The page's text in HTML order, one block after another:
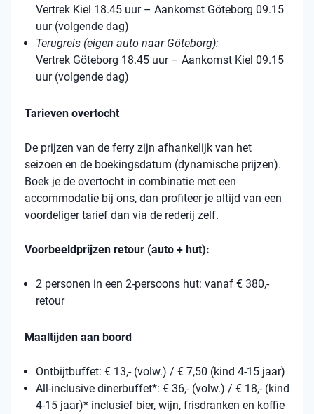
Vertrek Kiel 18.45 uur – Aankomst Göteborg 09.15
uur (volgende dag)
Terugreis (eigen auto naar Göteborg):
Vertrek Göteborg 18.45 uur – Aankomst Kiel 09.15
uur (volgende dag)
Tarieven overtocht
De prijzen van de ferry zijn afhankelijk van het
seizoen en de boekingsdatum (dynamische prijzen).
Boek je de overtocht in combinatie met een
accommodatie bij ons, dan profiteer je altijd van een
voordeliger tarief dan via de rederij zelf.
Voorbeeldprijzen retour (auto + hut):
2 personen in een 2-persoons hut: vanaf € 380,-
retour
Maaltijden aan boord
Ontbijtbuffet: € 13,- (volw.) / € 7,50 (kind 4-15 jaar)
All-inclusive dinerbuffet*: € 36,- (volw.) / € 18,- (kind
4-15 jaar)* inclusief bier, wijn, frisdranken en koffie